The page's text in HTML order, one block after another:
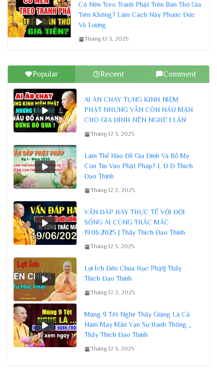
Có Nên Treo Tranh Phật Trên Bàn Thờ Gia
Tiên Không? Làm Cách Này Phước Đức
Vô Lượng
Tháng 12 3, 2025
Popular Recent Comment
AI ĂN CHAY TỤNG KINH NIỆM
PHẬT NHƯNG VẪN CÒN NẤU MẶN
CHO GIA ĐÌNH NÊN NGHE 1 LẦN
Tháng 12 3, 2025
Làm Thế Nào Đề Gia Đình Và Bố Mẹ
Con Tin Vào Phật Pháp? L Đ Đ Thích
Đạo Thịnh
Tháng 12 2, 2025
VẤN ĐÁP HAY THỰC TẾ VỚI ĐỜI
SỐNG AI CŨNG THẮC MẮC
19.06.2025 | Thầy Thích Đạo Thịnh
Tháng 12 3, 2025
Lợi Ích Đến Chùa Học Phật| Thầy
Thích Đạo Thịnh
Tháng 12 2, 2025
Mùng 9 Tết Nghe Thầy Giảng Là Cả
Năm May Mắn Vạn Sự Hanh Thông _
Thầy Thích Đạo Thịnh
Tháng 12 3, 2025